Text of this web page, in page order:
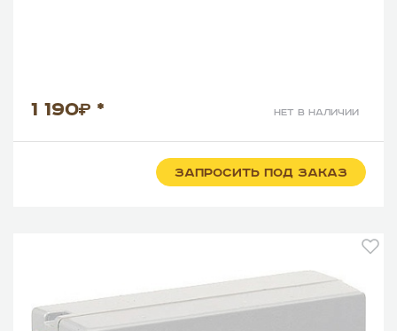
1 190 * нет в наличии
ЗАПРОСИТЬ ПОД ЗАКАЗ